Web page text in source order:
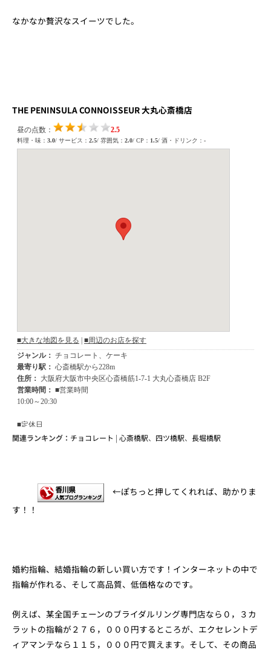
なかなか贅沢なスイーツでした。
THE PENINSULA CONNOISSEUR 大丸心斎橋店
関連ランキング： チョコレート | 心斎橋駅、 四ツ橋駅、 長堀橋駅
←ぽちっと押してくれれば、助かりま
す！！
婚約指輪、結婚指輪の新しい買い方です！インターネットの中で
指輪が作れる、そして高品質、低価格なのです。
例えば、某全国チェーンのブライダルリング専門店なら０，３カ
ラットの指輪が２７６，０００円するところが、エクセレントデ
ィアマンテなら１１５，０００円で買えます。そして、その商品